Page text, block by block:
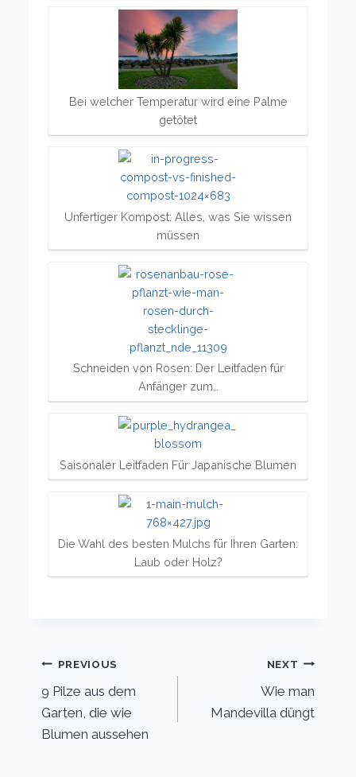
Bei welcher Temperatur wird eine Palme
getötet
Unfertiger Kompost: Alles, was Sie wissen
müssen
Schneiden von Rosen: Der Leitfaden für
Anfänger zum…
Saisonaler Leitfaden Für Japanische Blumen
Die Wahl des besten Mulchs für Ihren Garten:
Laub oder Holz?
Post
navigation
PREVIOUS
9 Pilze aus dem
Garten, die wie
Blumen aussehen
NEXT
Wie man
Mandevilla düngt